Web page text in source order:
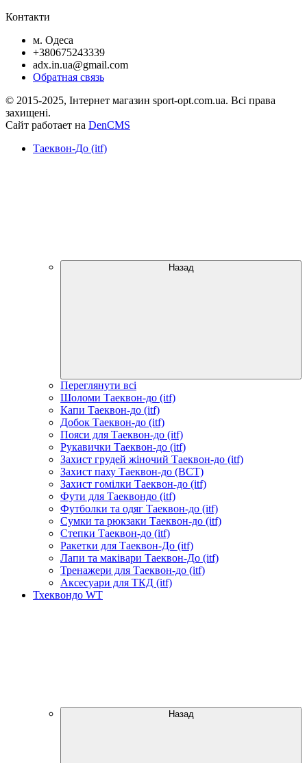
Контакти
м. Одеса
+380675243339
adx.in.ua@gmail.com
Обратная связь
© 2015-2025, Інтернет магазин sport-opt.com.ua. Всі права
захищені.
Сайт работает на DenCMS
Таеквон-До (itf)
Назад
Переглянути всі
Шоломи Таеквон-до (itf)
Капи Таеквон-до (itf)
Добок Таеквон-до (itf)
Пояси для Таеквон-до (itf)
Рукавички Таеквон-до (itf)
Захист грудей жіночий Таеквон-до (itf)
Захист паху Таеквон-до (ВСТ)
Захист гомілки Таеквон-до (itf)
Фути для Таеквондо (itf)
Футболки та одяг Таеквон-до (itf)
Сумки та рюкзаки Таеквон-до (itf)
Степки Таеквон-до (itf)
Ракетки для Таеквон-До (itf)
Лапи та маківари Таеквон-До (itf)
Тренажери для Таеквон-до (itf)
Аксесуари для ТКД (itf)
Тхеквондо WT
Назад